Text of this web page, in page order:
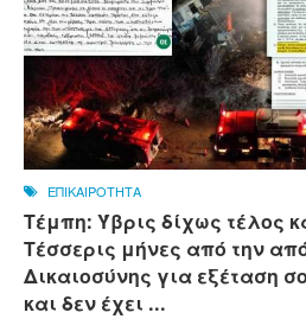
ΕΠΙΚΑΙΡΟΤΗΤΑ
Τέμπη: Ύβρις δίχως τέλος
Τέσσερις μήνες από την
Δικαιοσύνης για εξέταση
και δεν έχει ...